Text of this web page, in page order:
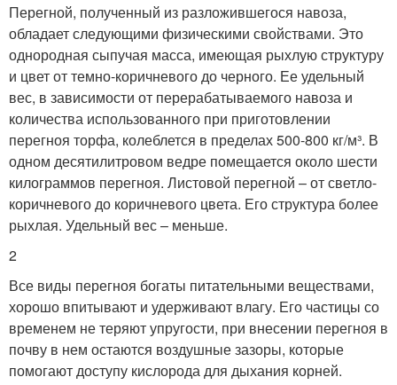
Перегной, полученный из разложившегося навоза,
обладает следующими физическими свойствами. Это
однородная сыпучая масса, имеющая рыхлую структуру
и цвет от темно-коричневого до черного. Ее удельный
вес, в зависимости от перерабатываемого навоза и
количества использованного при приготовлении
перегноя торфа, колеблется в пределах 500-800 кг/м³. В
одном десятилитровом ведре помещается около шести
килограммов перегноя. Листовой перегной – от светло-
коричневого до коричневого цвета. Его структура более
рыхлая. Удельный вес – меньше.
2
Все виды перегноя богаты питательными веществами,
хорошо впитывают и удерживают влагу. Его частицы со
временем не теряют упругости, при внесении перегноя в
почву в нем остаются воздушные зазоры, которые
помогают доступу кислорода для дыхания корней.